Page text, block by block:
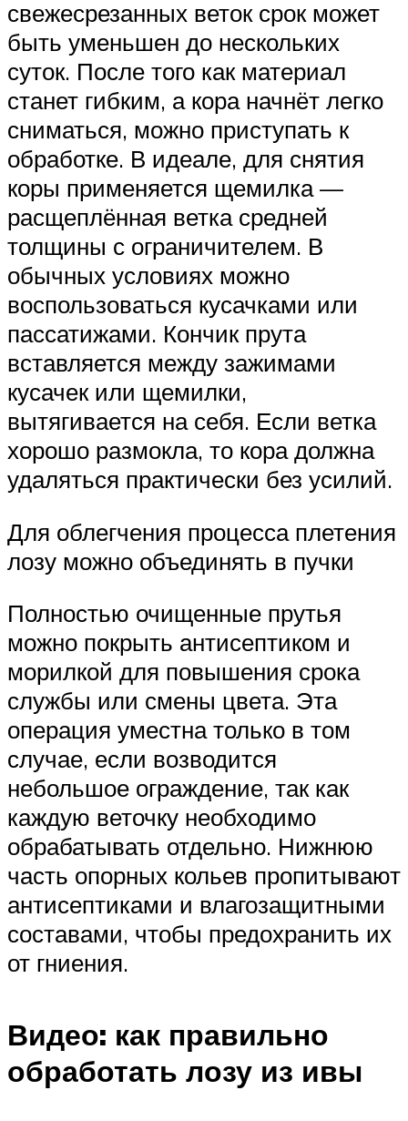
свежесрезанных веток срок может
быть уменьшен до нескольких
суток. После того как материал
станет гибким, а кора начнёт легко
сниматься, можно приступать к
обработке. В идеале, для снятия
коры применяется щемилка —
расщеплённая ветка средней
толщины с ограничителем. В
обычных условиях можно
воспользоваться кусачками или
пассатижами. Кончик прута
вставляется между зажимами
кусачек или щемилки,
вытягивается на себя. Если ветка
хорошо размокла, то кора должна
удаляться практически без усилий.
Для облегчения процесса плетения
лозу можно объединять в пучки
Полностью очищенные прутья
можно покрыть антисептиком и
морилкой для повышения срока
службы или смены цвета. Эта
операция уместна только в том
случае, если возводится
небольшое ограждение, так как
каждую веточку необходимо
обрабатывать отдельно. Нижнюю
часть опорных кольев пропитывают
антисептиками и влагозащитными
составами, чтобы предохранить их
от гниения.
Видео: как правильно
обработать лозу из ивы